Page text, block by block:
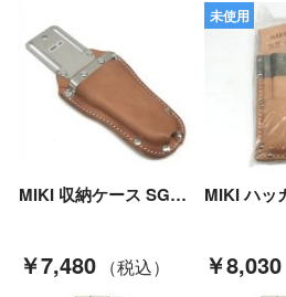
MIKI 収納ケース SGL 50 Bランク
￥7,480
未使用
￥8,030